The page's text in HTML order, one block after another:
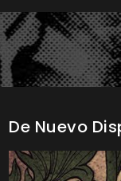
De Nuevo